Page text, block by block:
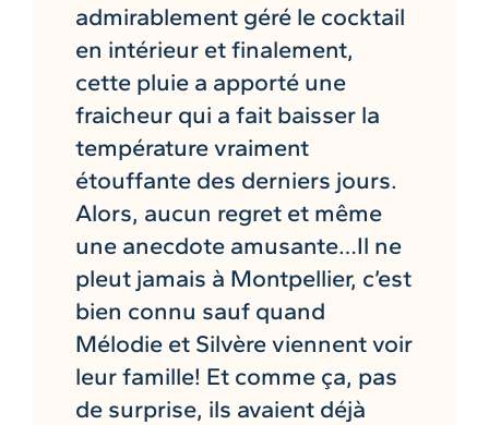
admirablement géré le cocktail
en intérieur et finalement,
cette pluie a apporté une
fraicheur qui a fait baisser la
température vraiment
étouffante des derniers jours.
Alors, aucun regret et même
une anecdote amusante…Il ne
pleut jamais à Montpellier, c’est
bien connu sauf quand
Mélodie et Silvère viennent voir
leur famille! Et comme ça, pas
de surprise, ils avaient déjà